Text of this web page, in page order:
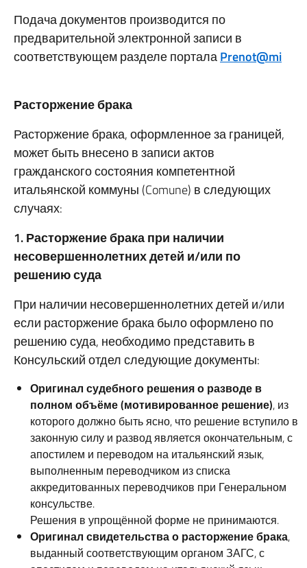
Подача документов производится по
предварительной электронной записи в
соответствующем разделе порталаPrenot@mi
Расторжение брака
Расторжение брака, оформленное за границей,
может быть внесено в записи актов
гражданского состояния компетентной
итальянской коммуны (Comune) в следующих
случаях:
1. Расторжение брака при наличии
несовершеннолетних детей и/или по
решению суда
При наличии несовершеннолетних детей и/или
если расторжение брака было оформлено по
решению суда, необходимо представить в
Консульский отдел следующие документы:
Оригинал судебного решения о разводе в
полном объёме (мотивированное решение), из
которого должно быть ясно, что решение вступило в
законную силу и развод является окончательным, с
апостилем и переводом на итальянский язык,
выполненным переводчиком из списка
аккредитованных переводчиков при Генеральном
консульстве.
Решения в упрощённой форме не принимаются.
Оригинал свидетельства о расторжение брака,
выданный соответствующим органом ЗАГС, с